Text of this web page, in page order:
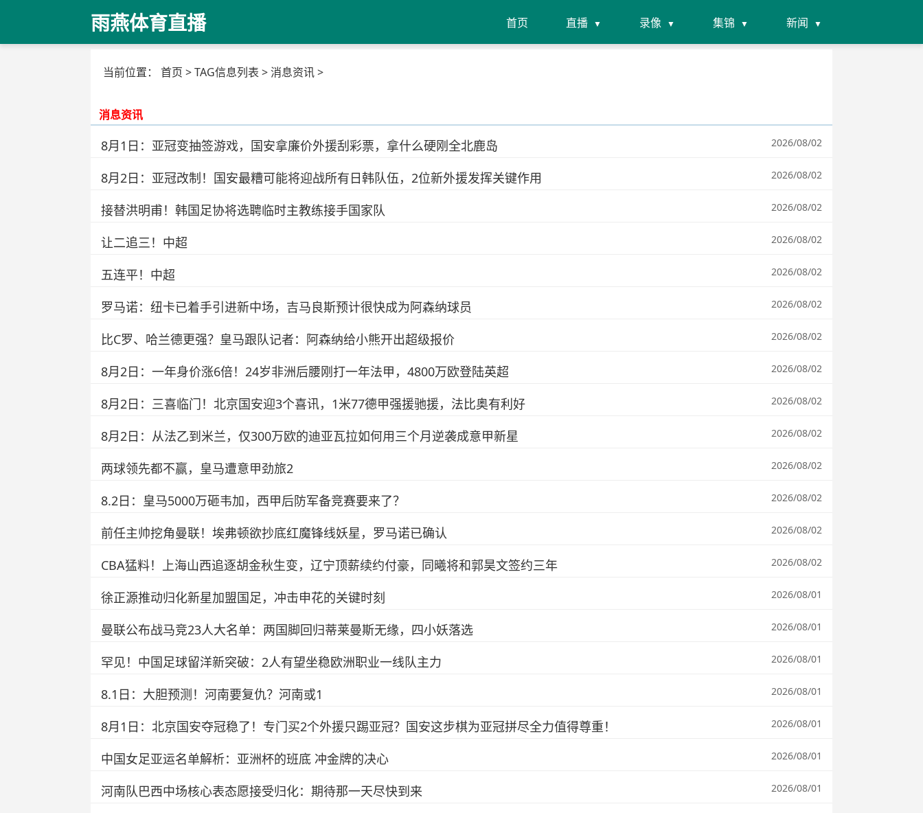
雨燕体育直播 首页 直播 录像 集锦 新闻
当前位置： 首页 > TAG信息列表 > 消息资讯 >
消息资讯
8月1日：亚冠变抽签游戏，国安拿廉价外援刮彩票，拿什么硬刚全北鹿岛 2026/08/02
8月2日：亚冠改制！国安最糟可能将迎战所有日韩队伍，2位新外援发挥关键作用 2026/08/02
接替洪明甫！韩国足协将选聘临时主教练接手国家队 2026/08/02
让二追三！中超 2026/08/02
五连平！中超 2026/08/02
罗马诺：纽卡已着手引进新中场，吉马良斯预计很快成为阿森纳球员 2026/08/02
比C罗、哈兰德更强？皇马跟队记者：阿森纳给小熊开出超级报价 2026/08/02
8月2日：一年身价涨6倍！24岁非洲后腰刚打一年法甲，4800万欧登陆英超 2026/08/02
8月2日：三喜临门！北京国安迎3个喜讯，1米77德甲强援驰援，法比奥有利好 2026/08/02
8月2日：从法乙到米兰，仅300万欧的迪亚瓦拉如何用三个月逆袭成意甲新星 2026/08/02
两球领先都不赢，皇马遭意甲劲旅2 2026/08/02
8.2日：皇马5000万砸韦加，西甲后防军备竞赛要来了？ 2026/08/02
前任主帅挖角曼联！埃弗顿欲抄底红魔锋线妖星，罗马诺已确认 2026/08/02
CBA猛料！上海山西追逐胡金秋生变，辽宁顶薪续约付豪，同曦将和郭昊文签约三年 2026/08/02
徐正源推动归化新星加盟国足，冲击申花的关键时刻 2026/08/01
曼联公布战马竞23人大名单：两国脚回归蒂莱曼斯无缘，四小妖落选 2026/08/01
罕见！中国足球留洋新突破：2人有望坐稳欧洲职业一线队主力 2026/08/01
8.1日：大胆预测！河南要复仇？河南或1 2026/08/01
8月1日：北京国安夺冠稳了！专门买2个外援只踢亚冠？国安这步棋为亚冠拼尽全力值得尊重！ 2026/08/01
中国女足亚运名单解析：亚洲杯的班底 冲金牌的决心 2026/08/01
河南队巴西中场核心表态愿接受归化：期待那一天尽快到来 2026/08/01